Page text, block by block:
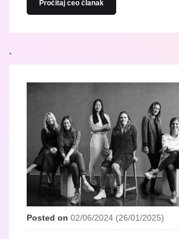
Pročitaj ceo članak
`
Posted on 02/06/2024 (26/01/2025)